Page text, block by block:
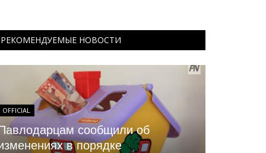
РЕКОМЕНДУЕМЫЕ НОВОСТИ
OFFICIAL
сообщили об
в порядке